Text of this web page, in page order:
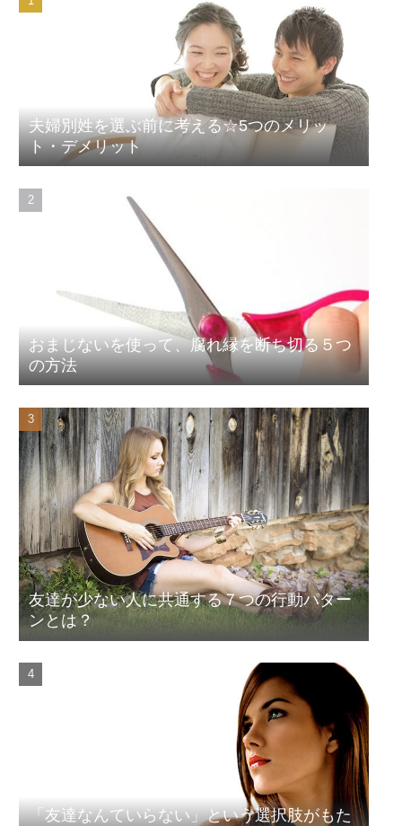
夫婦別姓を選ぶ前に考える☆5つのメリッ
ト・デメリット
おまじないを使って、腐れ縁を断ち切る５つ
の方法
友達が少ない人に共通する７つの行動パター
ンとは？
「友達なんていらない」という選択肢がもた